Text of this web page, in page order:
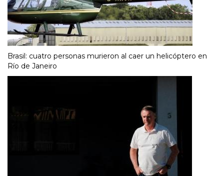
Brasil: cuatro personas murieron al caer un helicóptero en
Río de Janeiro